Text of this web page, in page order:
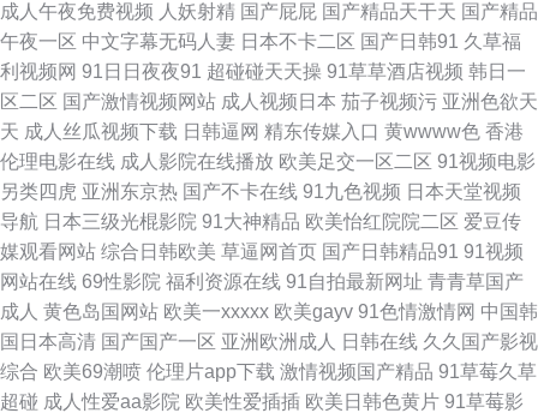
频 91竹菊国产 亚洲AV性爱网 日韩精品国产精品 黄色91色情 精品久久99 91
国在线观看 麻豆91 av福利网站大全 东京热亚洲色图 欧美洲三极 日韩色综合
亚洲另类色情 涩涩爱com 含羞草福利姬 在线看91网站 91在现免费看 白丝尤
物被后入 超碰欧美色中色 精品久久成人网站 欧美人妖黄网 亚洲综合中文网
九九热精品草 色悠悠香蕉 色资源综合色 福利导航入口 另类欧美成人 伊人影
音成人网 九一福利 日本少妇亚洲 狼友导航主页 韩国无码精品 香蕉国际av 国
产免费日逼视频 日韩乱论 69成人网站 传媒A片 欧美精品成人 91熊猫在线 欧
成人午夜免费视频 人妖射精 国产屁屁 国产精品天干天 国产精品
午夜一区 中文字幕无码人妻 日本不卡二区 国产日韩91 久草福
利视频网 91日日夜夜91 超碰碰天天操 91草草酒店视频 韩日一
区二区 国产激情视频网站 成人视频日本 茄子视频污 亚洲色欲天
天 成人丝瓜视频下载 日韩逼网 精东传媒入口 黄wwww色 香港
伦理电影在线 成人影院在线播放 欧美足交一区二区 91视频电影
另类四虎 亚洲东京热 国产不卡在线 91九色视频 日本天堂视频
导航 日本三级光棍影院 91大神精品 欧美怡红院院二区 爱豆传
媒观看网站 综合日韩欧美 草逼网首页 国产日韩精品91 91视频
网站在线 69性影院 福利资源在线 91自拍最新网址 青青草国产
成人 黄色岛国网站 欧美一xxxxx 欧美gayv 91色情激情网 中国韩
国日本高清 国产国产一区 亚洲欧洲成人 日韩在线 久久国产影视
综合 欧美69潮喷 伦理片app下载 激情视频国产精品 91草莓久草
超碰 成人性爱aa影院 欧美性爱插插 欧美日韩色黄片 91草莓影